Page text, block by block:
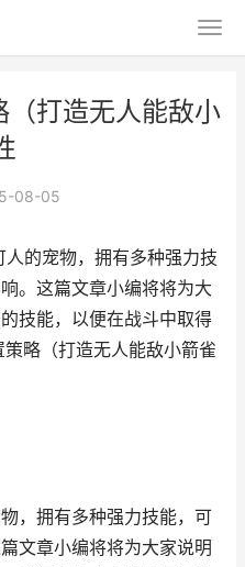
打造无人能敌小
08-05
的宠物，拥有多种强力技
。这篇文章小编将将为大
技能，以便在战斗中取得
略（打造无人能敌小箭雀
，拥有多种强力技能，可
文章小编将将为大家说明